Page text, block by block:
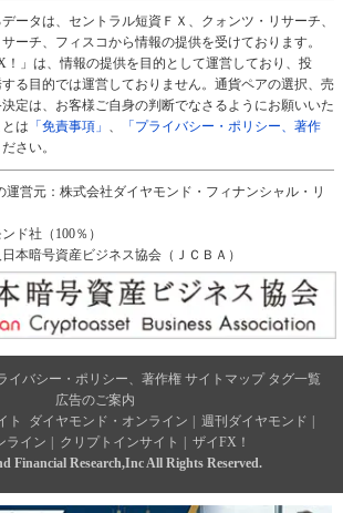
ータは、セントラル短資ＦＸ、クォンツ・リサーチ、
ーチ、フィスコから情報の提供を受けております。
！」は、情報の提供を目的として運営しており、投
る目的では運営しておりません。通貨ペアの選択、売
定は、お客様ご自身の判断でなさるようにお願いいた
は 「免責事項」 、
「プライバシー・ポリシー、著作
さい。
運営元：株式会社ダイヤモンド・フィナンシャル・リ
ド社（100％）
本暗号資産ビジネス協会（ＪＣＢＡ）
イバシー・ポリシー、著作権 サイトマップ タグ一覧
広告のご案内
ト
ダイヤモンド・オンライン 週刊ダイヤモンド
ライン
クリプトインサイト
ザイFX！
Financial Research,Inc All Rights Reserved.